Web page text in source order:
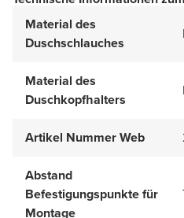
Material des
Duschschlauches
Material des
Duschkopfhalters
Artikel Nummer Web
Abstand
Befestigungspunkte für
Montage